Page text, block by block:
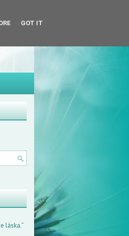
láska.“
GOT IT